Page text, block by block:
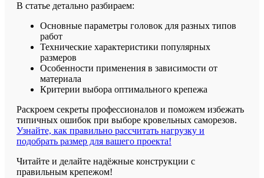
В статье детально разбираем:
Основные параметры головок для разных типов
работ
Технические характеристики популярных
размеров
Особенности применения в зависимости от
материала
Критерии выбора оптимального крепежа
Раскроем секреты профессионалов и поможем избежать
типичных ошибок при выборе кровельных саморезов.
Узнайте, как правильно рассчитать нагрузку и
подобрать размер для вашего проекта!
Читайте и делайте надёжные конструкции с
правильным крепежом!